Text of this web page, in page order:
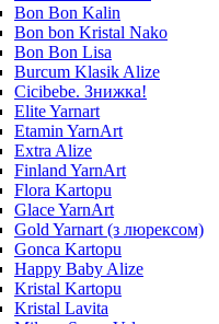
Bon Bon Kalin
Bon bon Kristal Nako
Bon Bon Lisa
Burcum Klasik Alize
Cicibebe. Знижка!
Elite Yarnart
Etamin YarnArt
Extra Alize
Finland YarnArt
Flora Kartopu
Glace YarnArt
Gold Yarnart (з люрексом)
Gonca Kartopu
Happy Baby Alize
Kristal Kartopu
Kristal Lavita